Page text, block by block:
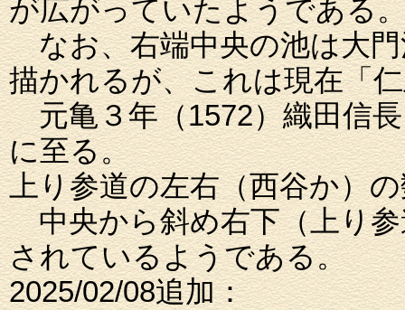
が広がっていたようである
なお、右端中央の池は大門
描かれるが、これは現在「
元亀３年（1572）織田信長
に至る。
上り参道の左右（西谷か）
中央から斜め右下（上り参
されているようである。
2025/02/08追加：